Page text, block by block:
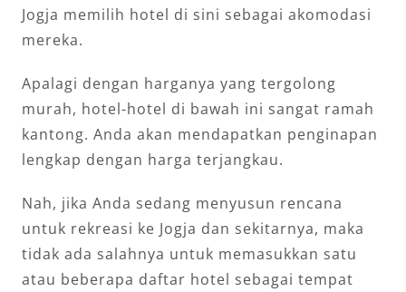
Jogja memilih hotel di sini sebagai akomodasi
mereka.
Apalagi dengan harganya yang tergolong
murah, hotel-hotel di bawah ini sangat ramah
kantong. Anda akan mendapatkan penginapan
lengkap dengan harga terjangkau.
Nah, jika Anda sedang menyusun rencana
untuk rekreasi ke Jogja dan sekitarnya, maka
tidak ada salahnya untuk memasukkan satu
atau beberapa daftar hotel sebagai tempat